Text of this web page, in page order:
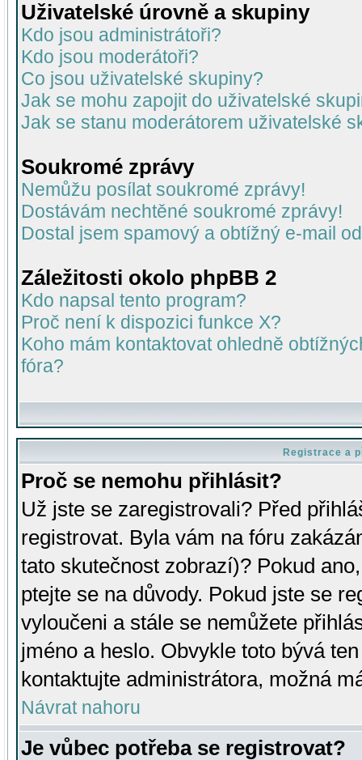
Uživatelské úrovně a skupiny
Kdo jsou administrátoři?
Kdo jsou moderátoři?
Co jsou uživatelské skupiny?
Jak se mohu zapojit do uživatelské
Jak se stanu moderátorem uživatelské
Soukromé zprávy
Nemůžu posílat soukromé zprávy!
Dostávám nechtěné soukromé zprávy!
Dostal jsem spamový a obtížný e-mail
Záležitosti okolo phpBB 2
Kdo napsal tento program?
Proč není k dispozici funkce X?
Koho mám kontaktovat ohledně
fóra?
Registrace a
Proč se nemohu přihlásit?
Už jste se zaregistrovali? Před
registrovat. Byla vám na fóru
tato skutečnost zobrazí)? Pokud
ptejte se na důvody. Pokud jste se
vyloučeni a stále se nemůžete
jméno a heslo. Obvykle toto bývá
kontaktujte administrátora, možná
Návrat nahoru
Je vůbec potřeba se registrovat?